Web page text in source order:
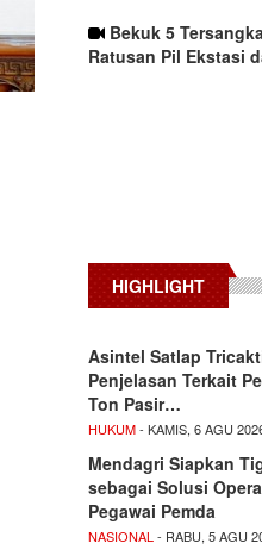
Bekuk 5
Ratusan Pil Ekstasi
HIGHLIGHT
Asintel Satlap
Penjelasan Terkait
Ton Pasir…
HUKUM- KAMIS, 6 AGU
Mendagri Siapkan
sebagai Solusi
Pegawai Pemda
NASIONAL - RABU, 5 AGU